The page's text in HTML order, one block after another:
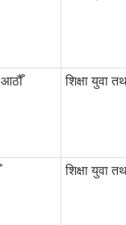
शिक्षा युवा
शिक्षा युवा